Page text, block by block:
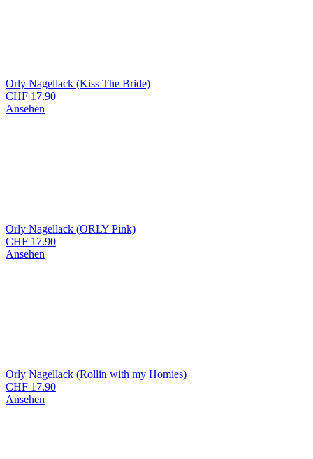
Orly Nagellack (Kiss The Bride)
CHF 17.90
Ansehen
Orly Nagellack (ORLY Pink)
CHF 17.90
Ansehen
Orly Nagellack (Rollin with my Homies)
CHF 17.90
Ansehen